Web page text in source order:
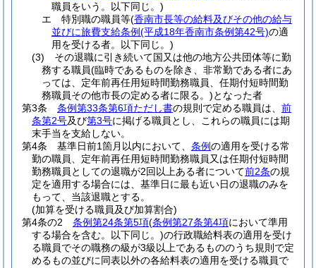
職員をいう。以下同じ。)
エ
特別職の職員等(香南市長等の給料及びその他の給与
並びに旅費支給条例(平成18年香南市条例第42号)の適
用を受ける者。以下同じ。)
(3)
その退職に引き続いて国又は他の地方公共団体等に勤
務する職員(臨時であるものを除き、非常勤である者にあ
っては、定年前再任用短時間勤務職員、任期付短時間勤
務職員その他市長の定める者に限る。)となった者
第3条
条例第33条第6項ただし書の規則で定める職員は、 前
条第2号及び第3号に掲げる職員とし、これらの職員には期
末手当を支給しない。
第4条
基準日前1箇月以内において、 条例の適用を受ける常
勤の職員、定年前再任用短時間勤務職員又は任期付短時間
勤務職員としての退職が2回以上ある者について前2条の規
定を適用する場合には、基準日に最も近い日の退職のみを
もって、当該退職とする。
(加算を受ける職員及び加算割合)
第4条の2
条例第24条第5項(条例第27条第4項において準用
する場合を含む。以下同じ。)の行政職給料表の適用を受け
る職員でその職務の級が3級以上であるもののうち規則で定
めるもの並びに同表以外の各給料表の適用を受ける職員で